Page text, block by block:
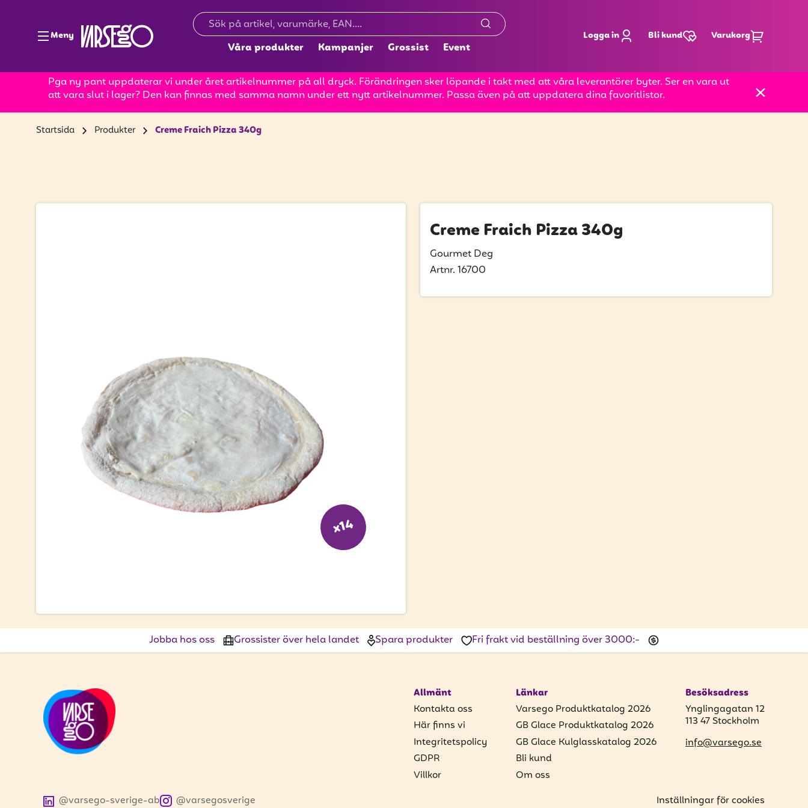
Meny
Våra produkter Kampanjer Grossist Event
Logga in Bli kund Varukorg
Pga ny pant uppdaterar vi under året artikelnummer på all dryck. Förändringen sker löpande i takt med att våra leverantörer byter. Ser en vara ut
att vara slut i lager? Den kan finnas med samma namn under ett nytt artikelnummer. Passa även på att uppdatera dina favoritlistor.
Startsida Produkter Creme Fraich Pizza 340g
x14
Creme Fraich Pizza 340g
Gourmet Deg
Artnr. 16700
Jobba hos oss Grossister över hela landet Spara produkter Fri frakt vid beställning över 3000:-
@varsego-sverige-ab @varsegosverige
Allmänt
Kontakta oss
Här finns vi
Integritetspolicy
GDPR
Villkor
Länkar
Varsego Produktkatalog 2026
GB Glace Produktkatalog 2026
GB Glace Kulglasskatalog 2026
Bli kund
Om oss
Besöksadress
Ynglingagatan 12
113 47 Stockholm
info@varsego.se
Inställningar för cookies